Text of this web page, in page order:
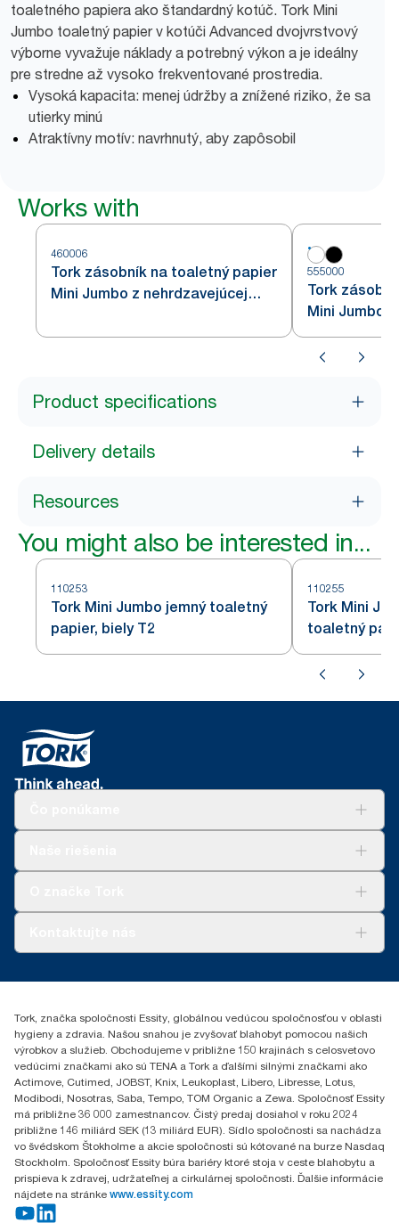
toaletného papiera ako štandardný kotúč. Tork Mini
Jumbo toaletný papier v kotúči Advanced dvojvrstvový
výborne vyvažuje náklady a potrebný výkon a je ideálny
pre stredne až vysoko frekventované prostredia.
Vysoká kapacita: menej údržby a znížené riziko, že sa
utierky minú
Atraktívny motív: navrhnutý, aby zapôsobil
Works with
460006
Tork zásobník na toaletný papier
Mini Jumbo z nehrdzavejúcej
555000
Tork
Mini Jumbo,
Product specifications
Delivery details
Resources
You might also be interested in...
110253
Tork Mini Jumbo jemný toaletný
papier, biely T2
110255
Tork Mini
toaletný
Essity Slovakia s.r.o.
049 12 Gemerská Hôrka
Tork, značka spoločnosti Essity, globálnou vedúcou spoločnosťou v oblasti
hygieny a zdravia. Našou snahou je zvyšovať blahobyt pomocou našich
výrobkov a služieb. Obchodujeme v približne 150 krajinách s celosvetovo
vedúcimi značkami ako sú TENA a Tork a ďalšími silnými značkami ako
Actimove, Cutimed, JOBST, Knix, Leukoplast, Libero, Libresse, Lotus,
Modibodi, Nosotras, Saba, Tempo, TOM Organic a Zewa. Spoločnosť Essity
má približne 36 000 zamestnancov. Čistý predaj dosiahol v roku 2024
približne 146 miliárd SEK (13 miliárd EUR). Sídlo spoločnosti sa nachádza
vo švédskom Štokholme a akcie spoločnosti sú kótované na burze Nasdaq
Stockholm. Spoločnosť Essity búra bariéry ktoré stoja v ceste blahobytu a
prispieva k zdravej, udržateľnej a cirkulárnej spoločnosti. Ďalšie informácie
nájdete na stránke www.essity.com